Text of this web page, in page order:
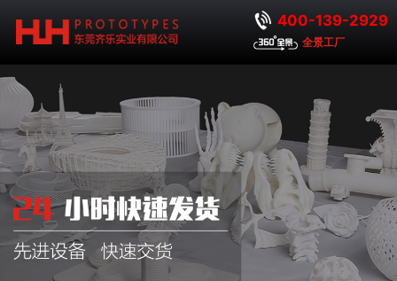
400-139-2929
全景工厂